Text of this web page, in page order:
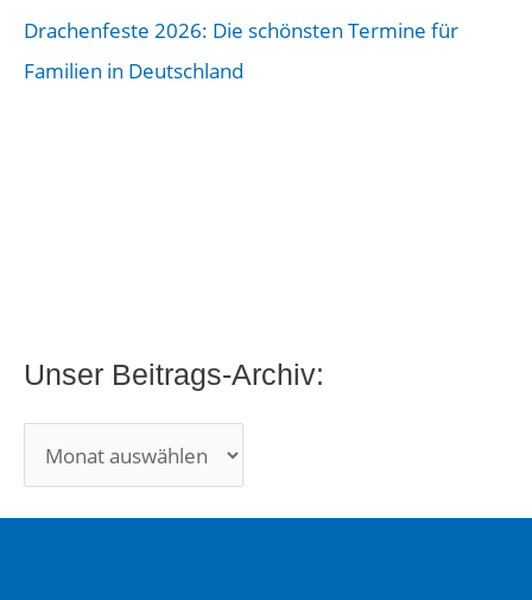
Drachenfeste 2026: Die schönsten Termine für
Familien in Deutschland
Unser Beitrags-Archiv: